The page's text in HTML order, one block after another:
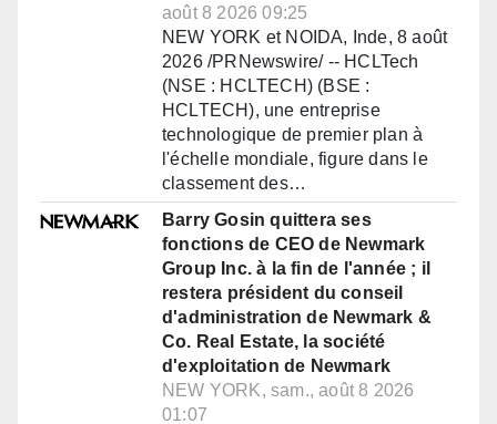
août 8 2026 09:25
NEW YORK et NOIDA, Inde, 8 août
2026 /PRNewswire/ -- HCLTech
(NSE : HCLTECH) (BSE :
HCLTECH), une entreprise
technologique de premier plan à
l'échelle mondiale, figure dans le
classement des…
Barry Gosin quittera ses
fonctions de CEO de Newmark
Group Inc. à la fin de l'année ; il
restera président du conseil
d'administration de Newmark &
Co. Real Estate, la société
d'exploitation de Newmark
NEW YORK, sam., août 8 2026
01:07